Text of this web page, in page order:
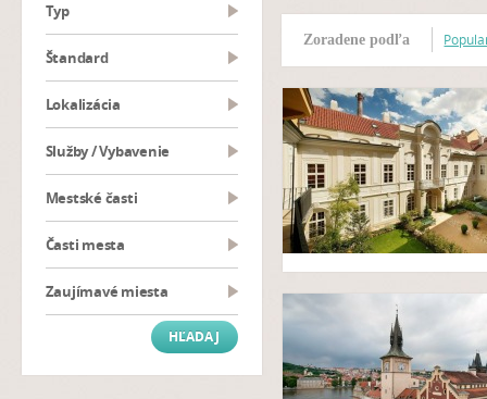
typ
Štandard
Lokalizácia
Služby / Vybavenie
Mestské časti
Časti mesta
Zaujímavé miesta
Zoradene podľa